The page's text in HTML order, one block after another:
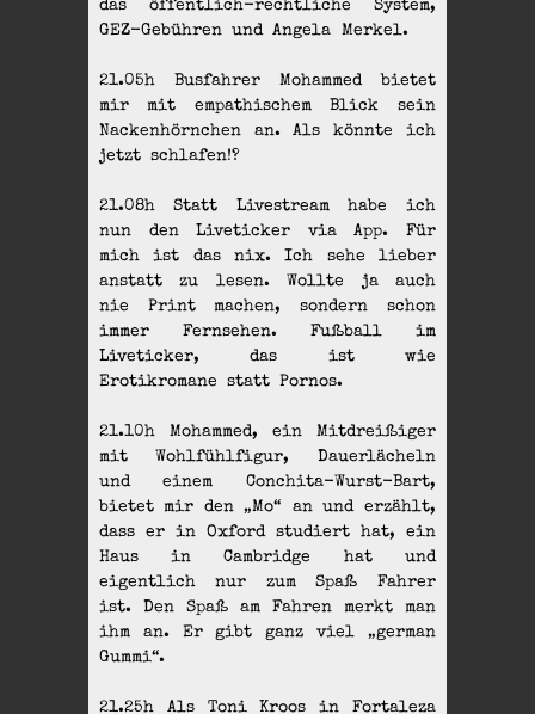
das öffentlich-rechtliche System,
GEZ-Gebühren und Angela Merkel.
21.05h Busfahrer Mohammed bietet
mir mit empathischem Blick sein
Nackenhörnchen an. Als könnte ich
jetzt schlafen!?
21.08h Statt Livestream habe ich
nun den Liveticker via App. Für
mich ist das nix. Ich sehe lieber
anstatt zu lesen. Wollte ja auch
nie Print machen, sondern schon
immer Fernsehen. Fußball im
Liveticker, das ist wie
Erotikromane statt Pornos.
21.10h Mohammed, ein Mitdreißiger
mit Wohlfühlfigur, Dauerlächeln
und einem Conchita-Wurst-Bart,
bietet mir den „Mo“ an und erzählt,
dass er in Oxford studiert hat, ein
Haus in Cambridge hat und
eigentlich nur zum Spaß Fahrer
ist. Den Spaß am Fahren merkt man
ihm an. Er gibt ganz viel „german
Gummi“.
21.25h Als Toni Kroos in Fortaleza